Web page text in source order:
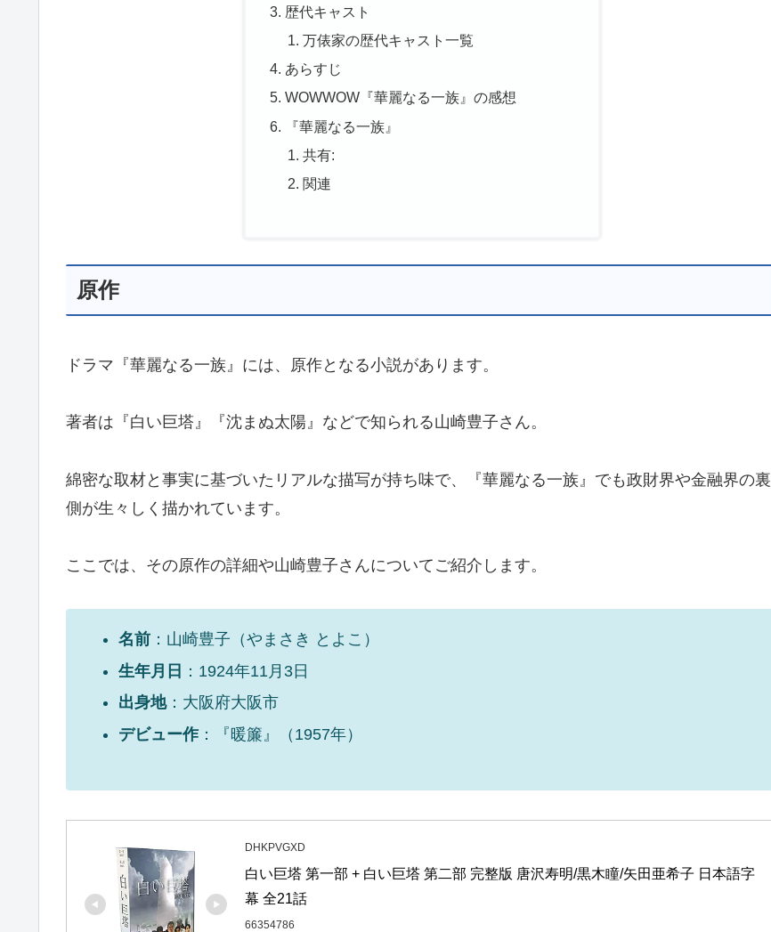
歴代キャスト
万俵家の歴代キャスト一覧
あらすじ
WOWWOW『華麗なる一族』の感想
『華麗なる一族』
共有:
関連
原作
ドラマ『華麗なる一族』には、原作となる小説があります。
著者は『白い巨塔』『沈まぬ太陽』などで知られる山崎豊子さん。
綿密な取材と事実に基づいたリアルな描写が持ち味で、『華麗なる一族』でも政財界や金融界の裏
側が生々しく描かれています。
ここでは、その原作の詳細や山崎豊子さんについてご紹介します。
名前：山崎豊子（やまさき とよこ）
生年月日 ：1924年11月3日
出身地：大阪府大阪市
デビュー作：『暖簾』（1957年）
DHKPVGXD
白い巨塔 第一部 + 白い巨塔 第二部 完整版 唐沢寿明/黒木瞳/矢田亜希子 日本語字
幕 全21話
66354786